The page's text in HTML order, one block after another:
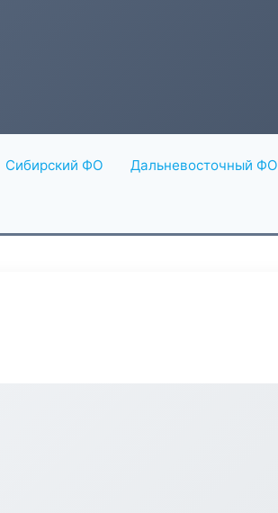
Сибирский ФО Дальневосточный ФО